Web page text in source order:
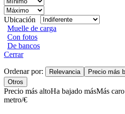
Ubicación
Muelle de carga
Con fotos
De bancos
Cerrar
Ordenar por: Relevancia Precio más
Otros
Precio más altoHa bajado másMás
metro/€